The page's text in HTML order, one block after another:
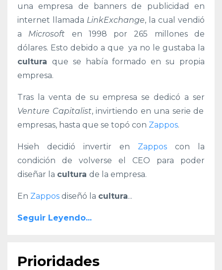
una empresa de banners de publicidad en
internet llamada LinkExchange, la cual vendió
a Microsoft en 1998 por
265 millones de
dólares. Esto debido a que ya no le gustaba la
cultura que se había formado en su propia
empresa.
Tras la venta de su empresa se dedicó a ser
Venture Capitalist, invirtiendo en una serie de
empresas, hasta que se topó con Zappos.
Hsieh decidió invertir en Zappos con la
condición de volverse el CEO para poder
diseñar la cultura de la empresa.
En Zappos diseñó la cultura...
Seguir Leyendo...
Prioridades